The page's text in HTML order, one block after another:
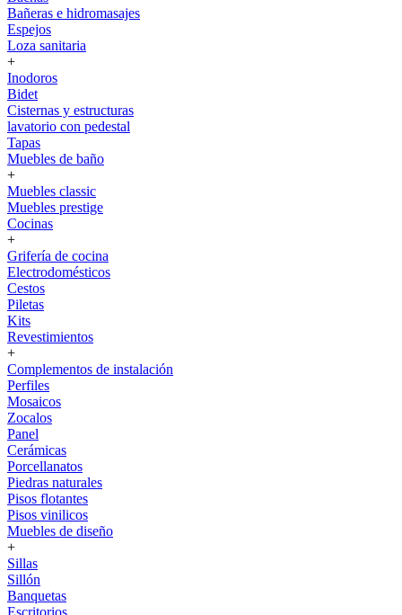
Bañeras e hidromasajes
Espejos
Loza sanitaria
+
Inodoros
Bidet
Cisternas y estructuras
lavatorio con pedestal
Tapas
Muebles de baño
+
Muebles classic
Muebles prestige
Cocinas
+
Grifería de cocina
Electrodomésticos
Cestos
Piletas
Kits
Revestimientos
+
Complementos de instalación
Perfiles
Mosaicos
Zocalos
Panel
Cerámicas
Porcellanatos
Piedras naturales
Pisos flotantes
Pisos vinilicos
Muebles de diseño
+
Sillas
Sillón
Banquetas
Escritorios